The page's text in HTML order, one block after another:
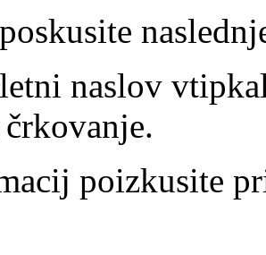
naslov
poizkusite